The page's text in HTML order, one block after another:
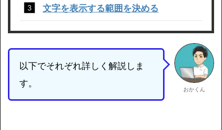
文字を表示する範囲を決める
以下でそれぞれ詳しく解説しま
す。
おかくん